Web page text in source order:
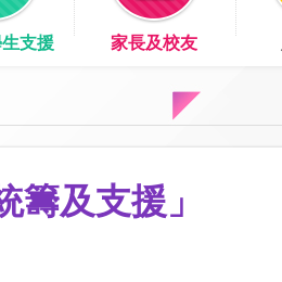
支援 家長及校友
及支援」